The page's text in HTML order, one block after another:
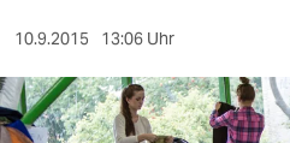
sport
10.9.2015 13:06 Uhr